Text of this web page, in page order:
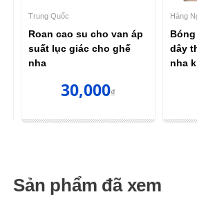
Trung Quốc
Roan cao su cho van áp
suất lục giác cho ghế
nha
30,000₫
Hàng
dây
nha
Sản phẩm đã xem